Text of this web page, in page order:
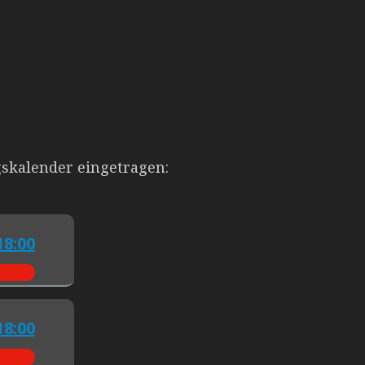
eingetragen: